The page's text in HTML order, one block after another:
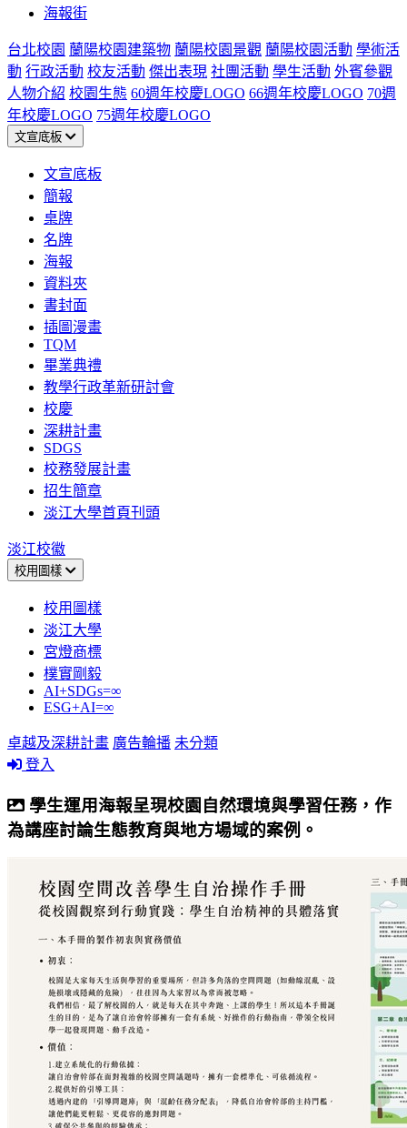
海報街
台北校園 蘭陽校園建築物 蘭陽校園景觀 蘭陽校園活動 學術活
動 行政活動 校友活動 傑出表現 社團活動 學生活動 外賓參觀
人物介紹 校園生態 60週年校慶LOGO 66週年校慶LOGO 70週
年校慶LOGO 75週年校慶LOGO
文宣底板
文宣底板
簡報
桌牌
名牌
海報
資料夾
書封面
插圖漫畫
TQM
畢業典禮
教學行政革新研討會
校慶
深耕計畫
SDGS
校務發展計畫
招生簡章
淡江大學首頁刊頭
淡江校徽
校用圖樣
校用圖樣
淡江大學
宮燈商標
樸實剛毅
AI+SDGs=∞
ESG+AI=∞
卓越及深耕計畫 廣告輪播 未分類
登入
學生運用海報呈現校園自然環境與學習任務，作
為講座討論生態教育與地方場域的案例。